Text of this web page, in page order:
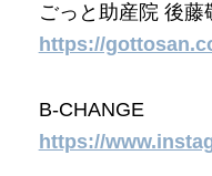
ごっと助産院 後藤
https://
B-CHANGE
https://